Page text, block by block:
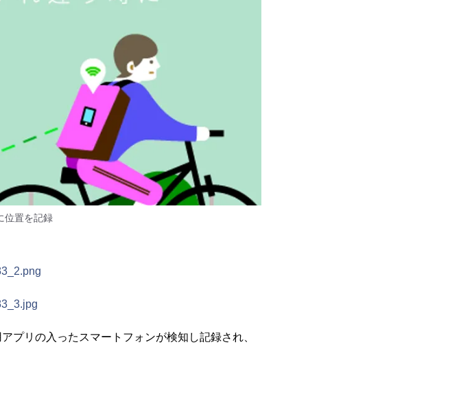
位置を記録
プリの入ったスマートフォンが検知し記録され、